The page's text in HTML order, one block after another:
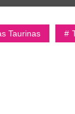
Taurinas